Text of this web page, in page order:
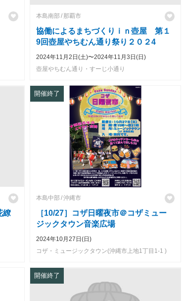
本島南部 那覇市
協働によるまちづくりｉｎ壺屋 第１
9回壺屋やちむん通り祭り２０２4
2024年11月2日(土)〜2024年11月3日(日)
壺屋やちむん通り・すーじ小通り
繚
開催終了
本島中部 沖縄市
［10/27］コザ日曜夜市＠コザミュー
ジックタウン音楽広場
2024年10月27日(日)
コザ・ミュージックタウン(沖縄市上地1丁目1-1 )
開催終了